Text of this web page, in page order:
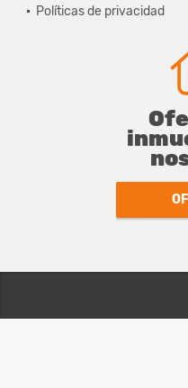
Políticas de privacidad